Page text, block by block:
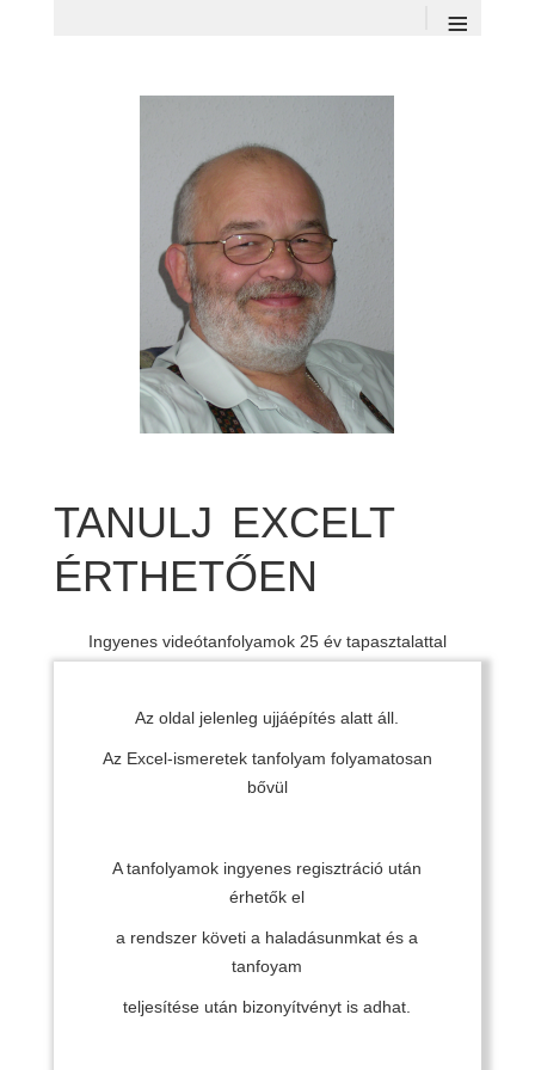
≡
TANULJ EXCELT
ÉRTHETŐEN
Ingyenes videótanfolyamok 25 év tapasztalattal
Az oldal jelenleg ujjáépítés alatt áll.
Az Excel-ismeretek tanfolyam folyamatosan
bővül
A tanfolyamok ingyenes regisztráció után
érhetők el
a rendszer követi a haladásunmkat és a
tanfoyam
teljesítése után bizonyítvényt is adhat.